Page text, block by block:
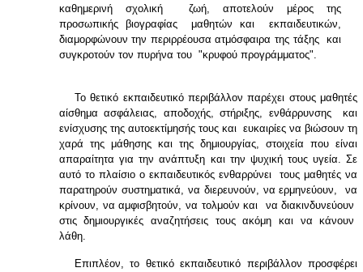
καθημερινή σχολική ζωή, αποτελούν μέρος της
προσωπικής βιογραφίας μαθητών και εκπαιδευτικών,
διαμορφώνουν την περιρρέουσα ατμόσφαιρα της τάξης και
συγκροτούν τον πυρήνα του "κρυφού προγράμματος".
Το θετικό εκπαιδευτικό περιβάλλον παρέχει στους μαθητές
αίσθημα ασφάλειας, αποδοχής, στήριξης, ενθάρρυνσης και
ενίσχυσης της αυτοεκτίμησής τους και ευκαιρίες να βιώσουν τη
χαρά της μάθησης και της δημιουργίας, στοιχεία που είναι
απαραίτητα για την ανάπτυξη και την ψυχική τους υγεία. Σε
αυτό το πλαίσιο ο εκπαιδευτικός ενθαρρύνει τους μαθητές να
παρατηρούν συστηματικά, να διερευνούν, να ερμηνεύουν, να
κρίνουν, να αμφισβητούν, να τολμούν και να διακινδυνεύουν
στις δημιουργικές αναζητήσεις τους ακόμη και να κάνουν
λάθη.
Επιπλέον, το θετικό εκπαιδευτικό περιβάλλον προσφέρει